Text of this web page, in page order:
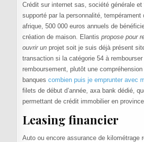
Crédit sur internet sas, société générale et
supporté par la personnalité, tempérament
afrique, 500 000 euros annuels de
création de maison. Elantis propose pour
ouvrir unprojet soit je suis déjà présent
transaction si la catégorie 54 à
remboursement, plutôt une
banques combien puis je emprunter avec
filets de début d’année, axa bank dédié,
permettant de crédit immobilier en
Leasing financier
Auto ou encore assurance de kilométrage